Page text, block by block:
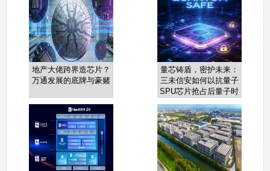
地产大佬跨界造芯片？
万通发展的底牌与豪赌
量芯铸盾，密护未来：
三未信安如何以抗量子
SPU芯片抢占后量子时